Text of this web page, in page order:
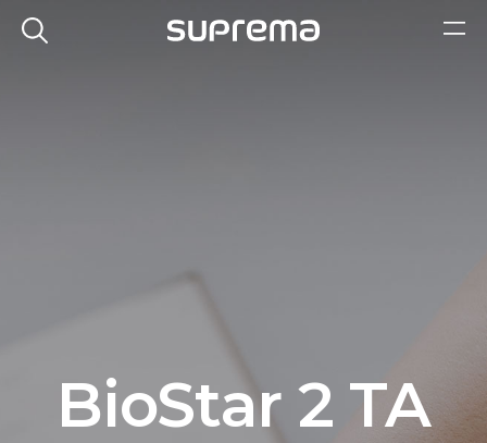
BioStar 2 TA